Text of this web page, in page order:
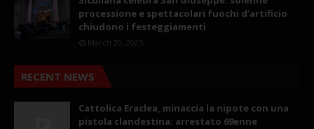
processione e spettacolari fuochi d’artificio
chiudono i festeggiamenti
March 20, 2025
RECENT NEWS
Cattolica Eraclea, minaccia la nipote con una
pistola clandestina: arrestato 69enne